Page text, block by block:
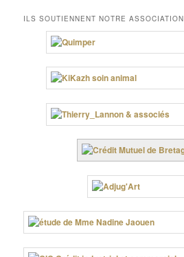
ILS SOUTIENNENT NOTRE ASSOCIATION